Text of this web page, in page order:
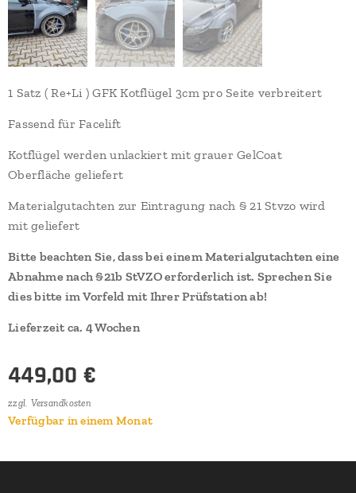
1 Satz ( Re+Li ) GFK Kotflügel 3cm pro Seite verbreitert
Fassend für Facelift
Kotflügel werden unlackiert mit grauer GelCoat
Oberfläche geliefert
Materialgutachten zur Eintragung nach § 21 Stvzo wird
mit geliefert
Bitte beachten Sie, dass bei einem Materialgutachten eine
Abnahme nach §21b StVZO erforderlich ist. Sprechen Sie
dies bitte im Vorfeld mit Ihrer Prüfstation ab!
Lieferzeit ca. 4 Wochen
449,00 €
zzgl. Versandkosten
Verfügbar in einem Monat